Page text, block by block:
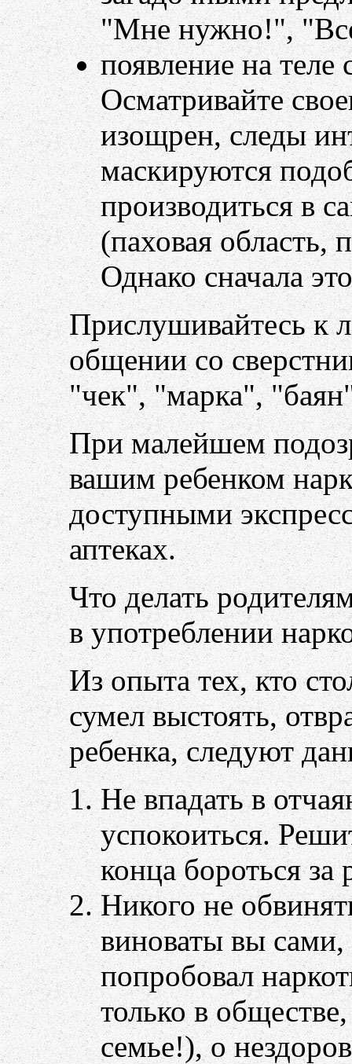
"Мне нужно!",
появление на теле
Осматривайте
изощрен, следы
маскируются
производиться в
(паховая область,
Однако сначала
Прислушивайтесь к
общении со
"чек", "марка",
При малейшем
вашим ребенком
доступными
аптеках.
Что делать
в употреблении
Из опыта тех, кто
сумел выстоять,
ребенка, следуют
Не впадать в
успокоиться.
конца бороться за
Никого не
виноваты вы сами,
попробовал
только в
семье!), о